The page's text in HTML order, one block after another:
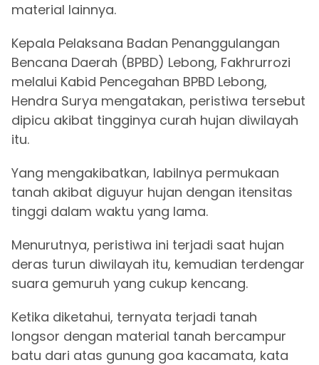
material lainnya.
Kepala Pelaksana Badan Penanggulangan
Bencana Daerah (BPBD) Lebong, Fakhrurrozi
melalui Kabid Pencegahan BPBD Lebong,
Hendra Surya mengatakan, peristiwa tersebut
dipicu akibat tingginya curah hujan diwilayah
itu.
Yang mengakibatkan, labilnya permukaan
tanah akibat diguyur hujan dengan itensitas
tinggi dalam waktu yang lama.
Menurutnya, peristiwa ini terjadi saat hujan
deras turun diwilayah itu, kemudian terdengar
suara gemuruh yang cukup kencang.
Ketika diketahui, ternyata terjadi tanah
longsor dengan material tanah bercampur
batu dari atas gunung goa kacamata, kata